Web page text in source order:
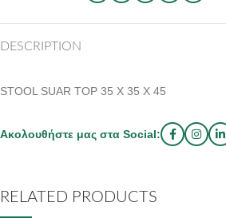
DESCRIPTION
STOOL SUAR TOP 35 X 35 X 45
Ακολουθήστε μας στα Social:
RELATED PRODUCTS